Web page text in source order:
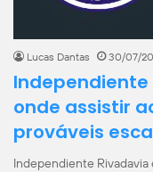
Lucas Dantas 30/07/
Independiente
onde assistir
prováveis
Independiente